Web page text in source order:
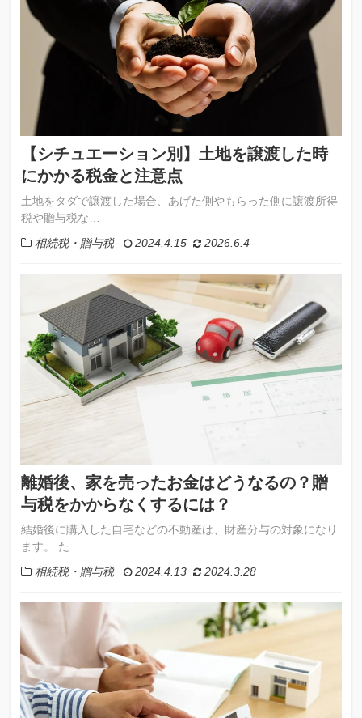
【シチュエーション別】土地を譲渡した時
にかかる税金と注意点
土地をタダで譲渡した場合、あげた側やもらった側に譲渡所得
税や贈与税な…
2024.4.15
2026.6.4
相続税・贈与税
離婚後、家を売ったお金はどうなるの？贈
与税をかからなくするには？
結婚後に購入した自宅などの不動産は、財産分与の対象になり
ます。 た…
2024.4.13
2024.3.28
相続税・贈与税